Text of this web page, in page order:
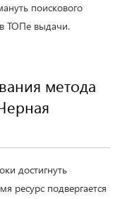
поискового
ТОПе выдачи.
метода
достигнуть
ресурс подвергается